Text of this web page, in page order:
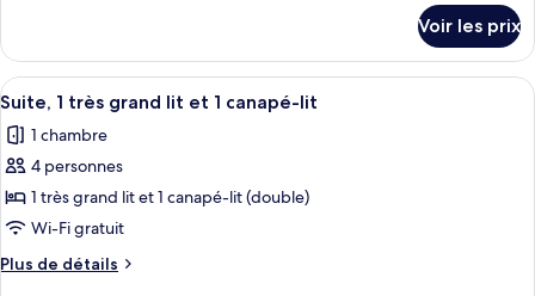
le
type
de
Chambre,
2
lits
Voir les prix
Afficher
toutes
les
photos
pour
ce
type
de
Une chambre d’hôtel avec un
5
Suite, 1 très grand lit et 1 canapé-lit
1 chambre
4 personnes
1 très grand lit et 1 canapé-lit (double)
Wi-Fi gratuit
Plus de détails
Plus